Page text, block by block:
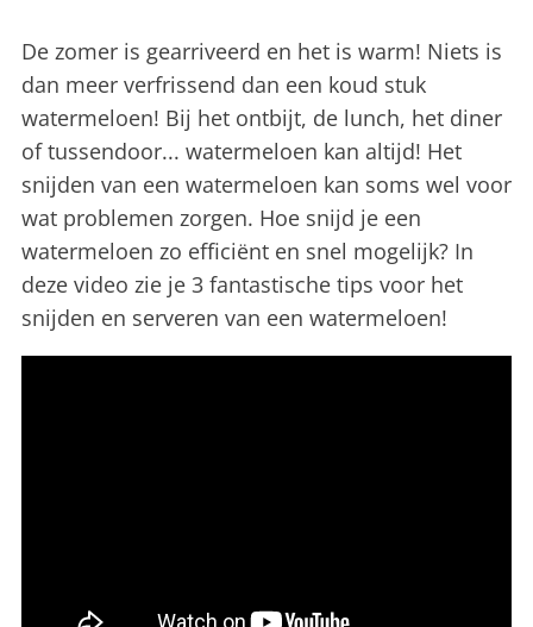
De zomer is gearriveerd en het is warm! Niets is
dan meer verfrissend dan een koud stuk
watermeloen! Bij het ontbijt, de lunch, het diner
of tussendoor... watermeloen kan altijd! Het
snijden van een watermeloen kan soms wel voor
wat problemen zorgen. Hoe snijd je een
watermeloen zo efficiënt en snel mogelijk? In
deze video zie je 3 fantastische tips voor het
snijden en serveren van een watermeloen!